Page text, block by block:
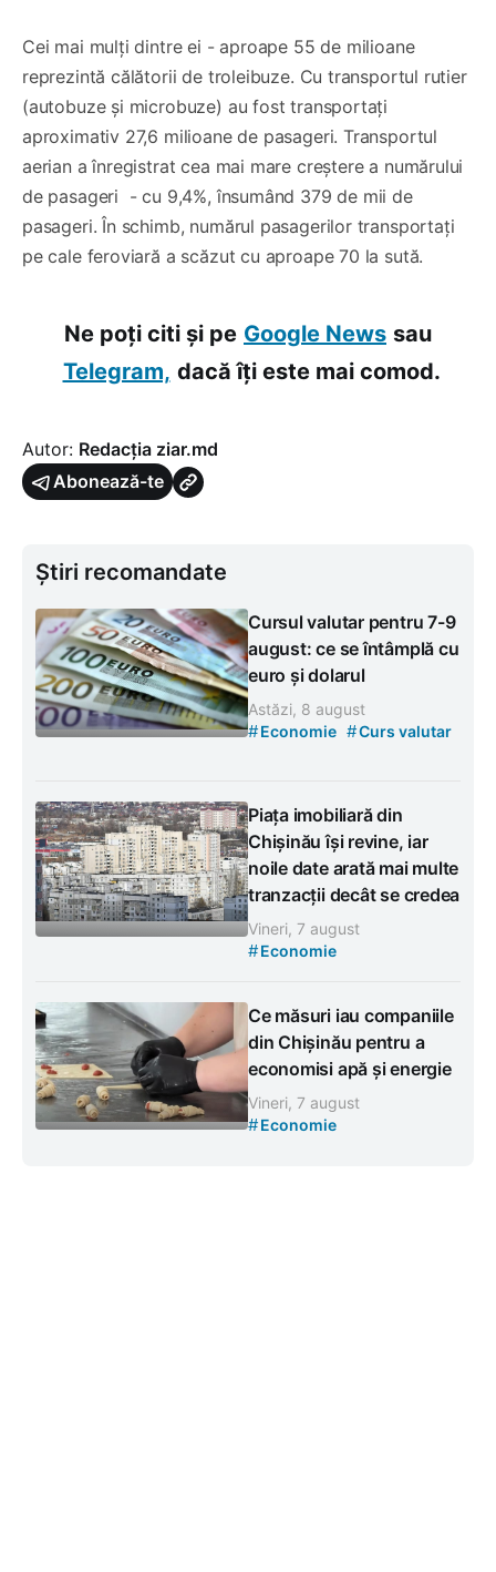
Cei mai mulți dintre ei - aproape 55 de milioane
reprezintă călătorii de troleibuze. Cu transportul rutier
(autobuze și microbuze) au fost transportați
aproximativ 27,6 milioane de pasageri. Transportul
aerian a înregistrat cea mai mare creștere a numărului
de pasageri - cu 9,4%, însumând 379 de mii de
pasageri. În schimb, numărul pasagerilor transportați
pe cale feroviară a scăzut cu aproape 70 la sută.
Ne poți citi și pe Google News sau
Telegram, dacă îți este mai comod.
Autor: Redacția ziar.md
Abonează-te
Știri recomandate
Cursul valutar pentru 7-9
august: ce se întâmplă cu
euro și dolarul
Astăzi, 8 august
#Economie #Curs valutar
Piața imobiliară din
Chișinău își revine, iar
noile date arată mai multe
tranzacții decât se credea
Vineri, 7 august
#Economie
Ce măsuri iau companiile
din Chișinău pentru a
economisi apă și energie
Vineri, 7 august
#Economie